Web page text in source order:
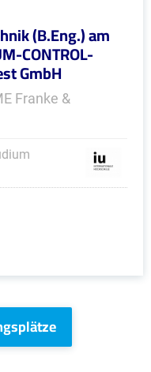
(B.Eng.) am
CONTROL-
GmbH
Franke &